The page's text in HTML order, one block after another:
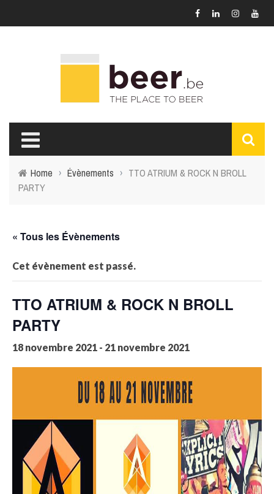
Home › Évènements › TTO ATRIUM & ROCK N BROLL
PARTY
« Tous les Évènements
Cet évènement est passé.
TTO ATRIUM & ROCK N BROLL
PARTY
18 novembre 2021 - 21 novembre 2021